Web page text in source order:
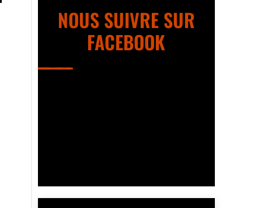
NOUS SUIVRE SUR
FACEBOOK